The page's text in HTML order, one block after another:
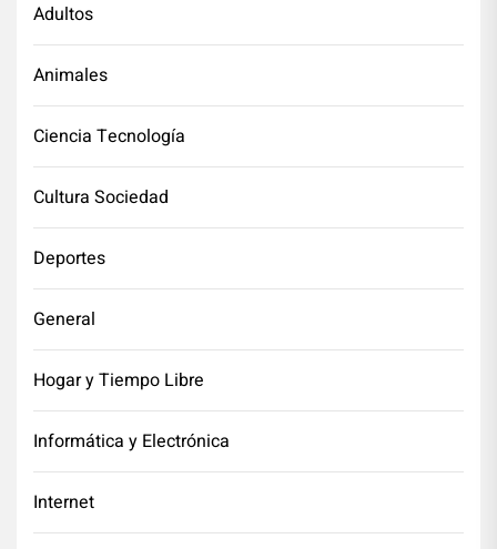
Adultos
Animales
Ciencia Tecnología
Cultura Sociedad
Deportes
General
Hogar y Tiempo Libre
Informática y Electrónica
Internet